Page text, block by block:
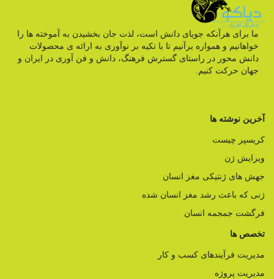
ما برای هرآنکه جویای دانش است، لذت جان بخشیدن به آموخته ها را
خواهانیم و همواره برآنیم تا با تکیه بر نوآوری به ارائه ی محصولات
دانش محور در راستای گسترش فرهنگ، دانش و فن آوری در ایران و
جهان حرکت کنیم.
آخرین نوشته ها
کریسپر چیست
ویرایش ژن
جهش های ژنتیکی مغز انسان
ژنی که باعث رشد مغز انسان شده
فرگشت جمجمه انسان
تخصص ها
مدیریت فرآیندهای کسب و کار
مدیریت پروژه